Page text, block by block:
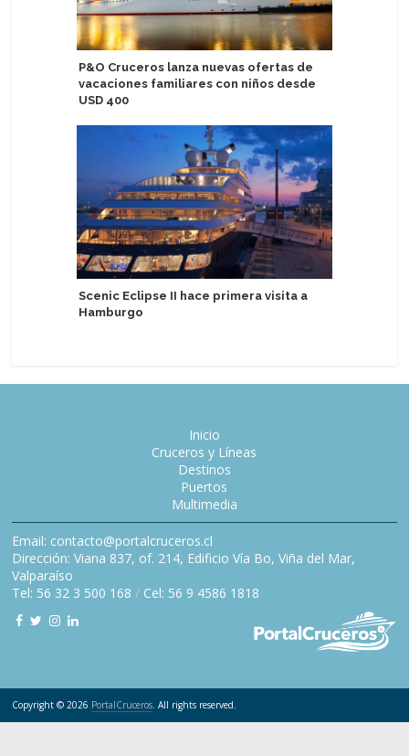
P&O Cruceros lanza nuevas ofertas de
vacaciones familiares con niños desde
USD 400
Scenic Eclipse II hace primera visita a
Hamburgo
Inicio
Cruceros y Líneas
Destinos
Puertos
Multimedia
Email: contacto@portalcruceros.cl
Dirección: Viana 837, of. 214, Edificio Vía Bo, Viña del Mar,
Valparaíso
Tel: 56 32 3 500 168 / Cel: 56 9 4586 1818
Copyright © 2026 PortalCruceros. All rights reserved.